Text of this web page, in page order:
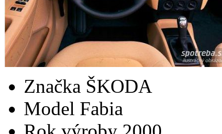
Značka ŠKODA
Model Fabia